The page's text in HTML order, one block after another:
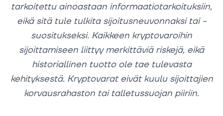
tarkoitettu ainoastaan informaatiotarkoituksiin,
eikä sitä tule tulkita sijoitusneuvonnaksi tai -
suositukseksi. Kaikkeen kryptovaroihin
sijoittamiseen liittyy merkittäviä riskejä, eikä
historiallinen tuotto ole tae tulevasta
kehityksestä. Kryptovarat eivät kuulu sijoittajien
korvausrahaston tai talletussuojan piiriin.